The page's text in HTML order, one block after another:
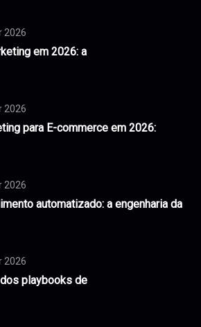
2026
em 2026: a
2026
para E-commerce em 2026:
2026
automatizado: a engenharia da
2026
playbooks de